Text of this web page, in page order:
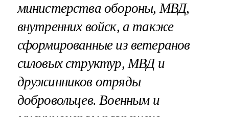
министерства обороны, МВД,
внутренних войск, а также
сформированные из ветеранов
силовых структур, МВД и
дружинников отряды
добровольцев. Военным и